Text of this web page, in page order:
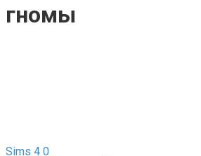
гномы
Sims 4 0